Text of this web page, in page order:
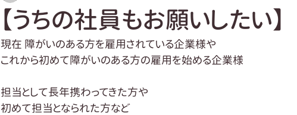
【うちの社員もお願いしたい】
現在 障がいのある方を雇用されている企業様や
これから初めて障がいのある方の雇用を始める企業様
担当として長年携わってきた方や
初めて担当となられた方など